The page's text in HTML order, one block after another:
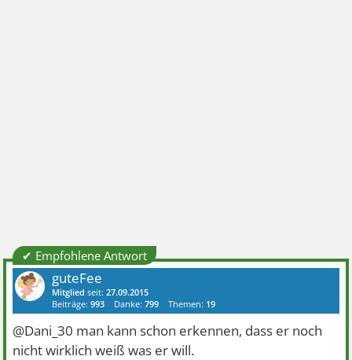
✔ Empfohlene Antwort
guteFee
Mitglied seit:27.09.2015
Beiträge:993 Danke:799 Themen: 19
@Dani_30 man kann schon erkennen, dass er noch
nicht wirklich weiß was er will.